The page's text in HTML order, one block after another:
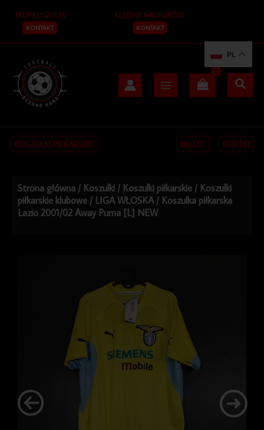
treści
SKUP KOSZULEK
KONTAKT
KLEJENIE NADRUKÓW
KONTAKT
KOSZULKI PIŁKARSKIE BLUZY KURTKI
Strona główna / Koszulki / Koszulki piłkarskie / Koszulki
piłkarskie klubowe / LIGA WŁOSKA / Koszulka piłkarska
Lazio 2001/02 Away Puma [L] NEW
PL